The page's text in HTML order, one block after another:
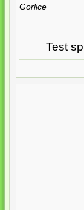
Gorlice
Test